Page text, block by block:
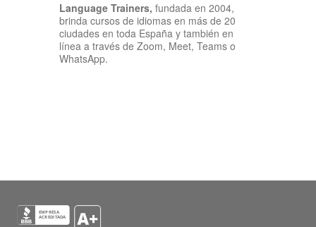
Language Trainers, fundada en 2004,
brinda cursos de idiomas en más de 20
ciudades en toda España y también en
línea a través de Zoom, Meet, Teams o
WhatsApp.